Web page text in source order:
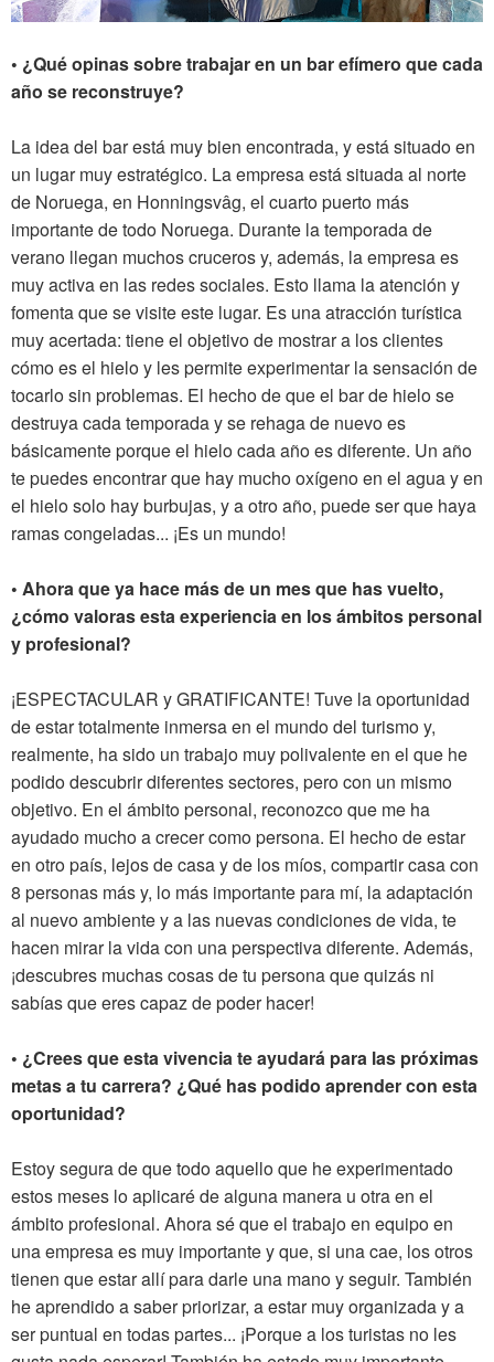
• ¿Qué opinas sobre trabajar en un bar efímero que cada
año se reconstruye?
La idea del bar está muy bien encontrada, y está situado en
un lugar muy estratégico. La empresa está situada al norte
de Noruega, en Honningsvâg, el cuarto puerto más
importante de todo Noruega. Durante la temporada de
verano llegan muchos cruceros y, además, la empresa es
muy activa en las redes sociales. Esto llama la atención y
fomenta que se visite este lugar. Es una atracción turística
muy acertada: tiene el objetivo de mostrar a los clientes
cómo es el hielo y les permite experimentar la sensación de
tocarlo sin problemas. El hecho de que el bar de hielo se
destruya cada temporada y se rehaga de nuevo es
básicamente porque el hielo cada año es diferente. Un año
te puedes encontrar que hay mucho oxígeno en el agua y en
el hielo solo hay burbujas, y a otro año, puede ser que haya
ramas congeladas... ¡Es un mundo!
• Ahora que ya hace más de un mes que has vuelto,
¿cómo valoras esta experiencia en los ámbitos personal
y profesional?
¡ESPECTACULAR y GRATIFICANTE! Tuve la oportunidad
de estar totalmente inmersa en el mundo del turismo y,
realmente, ha sido un trabajo muy polivalente en el que he
podido descubrir diferentes sectores, pero con un mismo
objetivo. En el ámbito personal, reconozco que me ha
ayudado mucho a crecer como persona. El hecho de estar
en otro país, lejos de casa y de los míos, compartir casa con
8 personas más y, lo más importante para mí, la adaptación
al nuevo ambiente y a las nuevas condiciones de vida, te
hacen mirar la vida con una perspectiva diferente. Además,
¡descubres muchas cosas de tu persona que quizás ni
sabías que eres capaz de poder hacer!
• ¿Crees que esta vivencia te ayudará para las próximas
metas a tu carrera? ¿Qué has podido aprender con esta
oportunidad?
Estoy segura de que todo aquello que he experimentado
estos meses lo aplicaré de alguna manera u otra en el
ámbito profesional. Ahora sé que el trabajo en equipo en
una empresa es muy importante y que, si una cae, los otros
tienen que estar allí para darle una mano y seguir. También
he aprendido a saber priorizar, a estar muy organizada y a
ser puntual en todas partes... ¡Porque a los turistas no les